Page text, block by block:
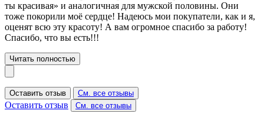
ты красивая» и аналогичная для мужской половины. Они
тоже покорили моё сердце! Надеюсь мои покупатели, как и я,
оценят всю эту красоту! А вам огромное спасибо за работу!
Спасибо, что вы есть!!!
Читать полностью
Оставить отзыв См. все отзывы
Оставить отзыв См. все отзывы